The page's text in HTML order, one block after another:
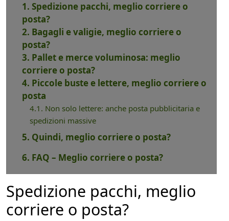
1. Spedizione pacchi, meglio corriere o
posta?
2. Bagagli e valigie, meglio corriere o
posta?
3. Pallet e merce voluminosa: meglio
corriere o posta?
4. Piccole buste e lettere, meglio corriere o
posta
4.1. Non solo lettere: anche posta pubblicitaria e
spedizioni massive
5. Quindi, meglio corriere o posta?
6. FAQ – Meglio corriere o posta?
Spedizione pacchi, meglio
corriere o posta?